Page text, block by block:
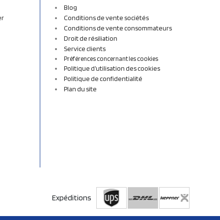
Blog
Conditions de vente sociétés
Conditions de vente consommateurs
Droit de résiliation
Service clients
Préférences concernant les cookies
Politique d’utilisation des cookies
Politique de confidentialité
Plan du site
Expéditions